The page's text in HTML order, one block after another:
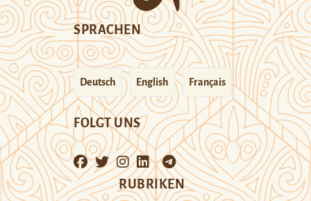
SPRACHEN
Deutsch English Français
FOLGT UNS
RUBRIKEN